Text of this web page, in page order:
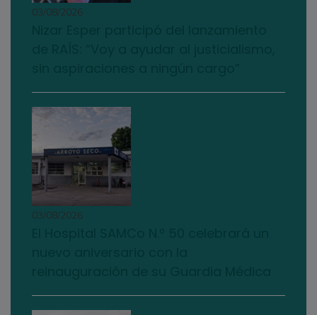
03/08/2026
03/08/2026